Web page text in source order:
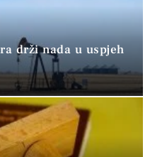
drži nada u uspjeh